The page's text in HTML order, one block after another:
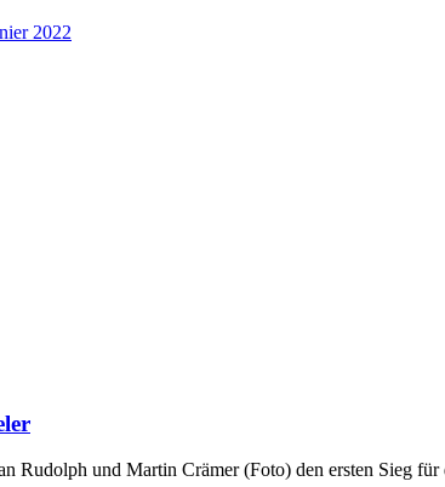
2022
Rudolph und Martin Crämer (Foto) den ersten Sieg